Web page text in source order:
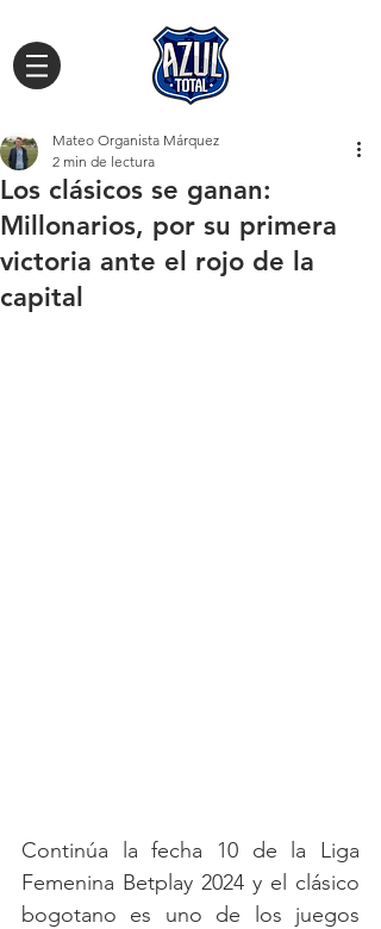
Los clásicos se ganan:
Millonarios, por su primera
victoria ante el rojo de la
capital
Mateo Organista Márquez
2 min de lectura
Continúa la fecha 10 de la Liga
Femenina Betplay 2024 y el clásico
bogotano es uno de los juegos